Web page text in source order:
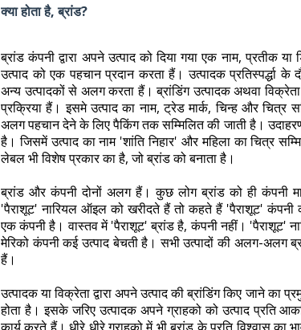
क्या होता है, ब्रांड?
ब्रांड कंपनी द्वारा अपने उत्पाद को दिया गया एक नाम, प्रतीक
उत्पाद को एक पहचान प्रदान करता हैं। उत्पादक प्रतिस्पर्द्धा
अन्य उत्पादकों से अलग करता हैं। ब्रांडिंग उत्पादक अथवा
प्रक्रिया हैं। इसमे उत्पाद का नाम, ट्रेड मार्क, चिन्ह और चित्र
अलग पहचान देने के लिए पैकिंग तक सम्मिलित की जाती है।
है। जिसमें उत्पाद का नाम 'शांति निहार' और महिला का चित्र
लेबल भी विशेष प्रकार का है, जो ब्रांड को बनाता है।
ब्रांड और कंपनी दोनों अलग हैं। कुछ लोग ब्रांड को ही कंपनी
'पैराशूट' नारियल ऑइल को खरीदते हैं तो कहते हैं 'पैराशूट' कंपनी
एक कंपनी है। वास्तव में 'पैराशूट' ब्रांड है, कंपनी नहीं। 'पैराशूट'
मेरिको कंपनी कई उत्पाद बेचती है। सभी उत्पादों की अलग-अलग
हैं।
उत्पादक या विक्रेता द्वारा अपने उत्पाद की ब्रांडिंग किए जाने का
होता है। इसके जरिए उत्पादक अपने ग्राहको को उत्पाद प्रति